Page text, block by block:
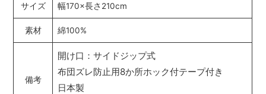
サイズ 幅170×長さ210cm
素材 綿100%
備考
開け口：サイドジップ式
布団ズレ防止用8か所ホック付テープ付き
日本製